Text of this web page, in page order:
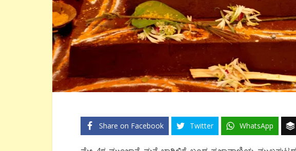
Share on Facebook Twitter WhatsApp